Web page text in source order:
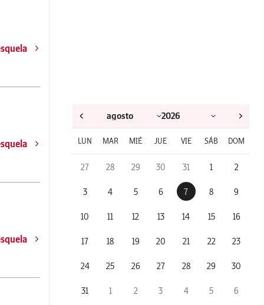
LUN MAR MIÉ JUE VIE SÁB DOM
27 28 29 30 31 1 2
3 4 5 6 7 8 9
10 11 12 13 14 15 16
17 18 19 20 21 22 23
24 25 26 27 28 29 30
31 1 2 3 4 5 6